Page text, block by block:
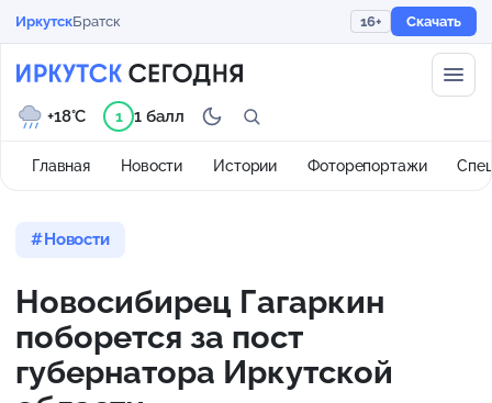
ИркутскБратск 16+ Скачать
Главная Новости Истории Фоторепортажи
+18°C 1 1 балл
Новости
Новосибирец Гагаркин
поборется за пост
губернатора Иркутской